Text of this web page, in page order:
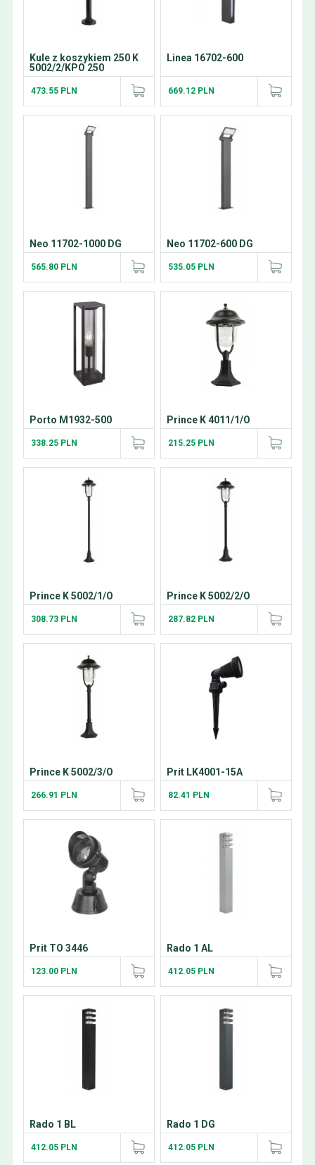
Kule z koszykiem 250 K
5002/2/KPO 250
473.55 PLN
Linea 16702-600
669.12 PLN
Neo 11702-1000 DG
565.80 PLN
Neo 11702-600 DG
535.05 PLN
Porto M1932-500
338.25 PLN
Prince K 4011/1/O
215.25 PLN
Prince K 5002/1/O
308.73 PLN
Prince K 5002/2/O
287.82 PLN
Prince K 5002/3/O
266.91 PLN
Prit LK4001-15A
82.41 PLN
Prit TO 3446
123.00 PLN
Rado 1 AL
412.05 PLN
Rado 1 BL
412.05 PLN
Rado 1 DG
412.05 PLN